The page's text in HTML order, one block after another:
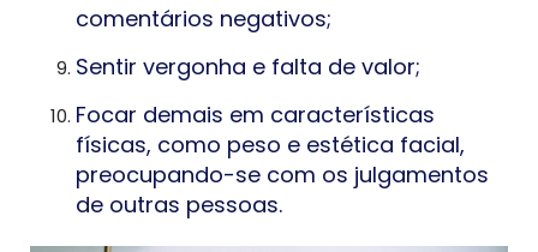
comentários negativos;
Sentir vergonha e falta de valor;
Focar demais em características
físicas, como peso e estética facial,
preocupando-se com os julgamentos
de outras pessoas.